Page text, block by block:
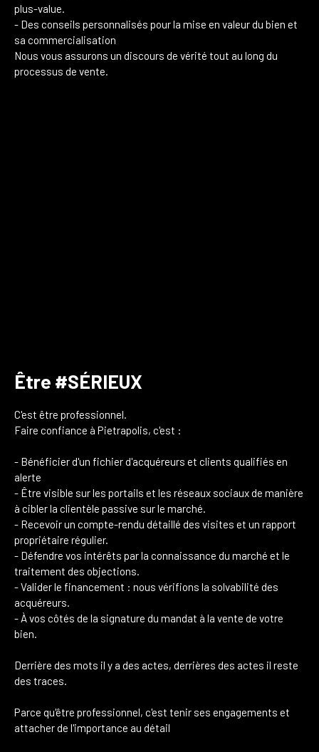
plus-value.
- Des conseils personnalisés pour la mise en valeur du bien et
sa commercialisation
Nous vous assurons un discours de vérité tout au long du
processus de vente.
Être #SÉRIEUX
C'est être professionnel.
Faire confiance à Pietrapolis, c'est :
- Bénéficier d'un fichier d'acquéreurs et clients qualifiés en
alerte
- Être visible sur les portails et les réseaux sociaux de manière
à cibler la clientèle passive sur le marché.
- Recevoir un compte-rendu détaillé des visites et un rapport
propriétaire régulier.
- Défendre vos intérêts par la connaissance du marché et le
traitement des objections.
- Valider le financement : nous vérifions la solvabilité des
acquéreurs.
- À vos côtés de la signature du mandat à la vente de votre
bien.
Derrière des mots il y a des actes, derrières des actes il reste
des traces.
Parce qu'être professionnel, c'est tenir ses engagements et
attacher de l'importance au détail